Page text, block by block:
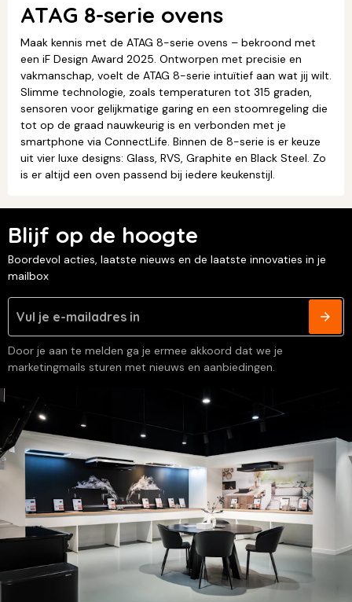
ATAG 8-serie ovens
Maak kennis met de ATAG 8-serie ovens – bekroond met
een iF Design Award 2025. Ontworpen met precisie en
vakmanschap, voelt de ATAG 8-serie intuïtief aan wat jij wilt.
Slimme technologie, zoals temperaturen tot 315 graden,
sensoren voor gelijkmatige garing en een stoomregeling die
tot op de graad nauwkeurig is en verbonden met je
smartphone via ConnectLife. Binnen de 8-serie is er keuze
uit vier luxe designs: Glass, RVS, Graphite en Black Steel. Zo
is er altijd een oven passend bij iedere keukenstijl.
Blijf op de hoogte
Boordevol acties, laatste nieuws en de laatste innovaties in je
mailbox
Door je aan te melden ga je ermee akkoord dat we je
marketingmails sturen met nieuws en aanbiedingen.